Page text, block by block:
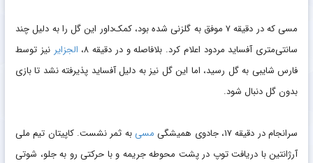
مسی که در دقیقه ۷ موفق به گلزنی شده بود، کمک‌داور این گل را به دلیل چند
سانتی‌متری آفساید مردود اعلام کرد. بلافاصله و در دقیقه ۸،
الجزایر نیز توسط
فارس شایبی به گل رسید، اما این گل نیز به دلیل آفساید پذیرفته نشد تا بازی
بدون گل دنبال شود.
سرانجام در دقیقه ۱۷، جادوی همیشگی مسی به ثمر نشست. کاپیتان تیم ملی
آرژانتین با دریافت توپ در پشت محوطه جریمه و با حرکتی رو به جلو، شوتی